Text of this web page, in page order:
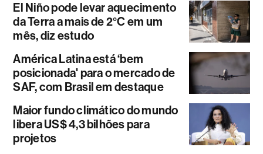
El Niño pode levar aquecimento
da Terra a mais de 2°C em um
mês, diz estudo
América Latina está ‘bem
posicionada' para o mercado de
SAF, com Brasil em destaque
Maior fundo climático do mundo
libera US$ 4,3 bilhões para
projetos